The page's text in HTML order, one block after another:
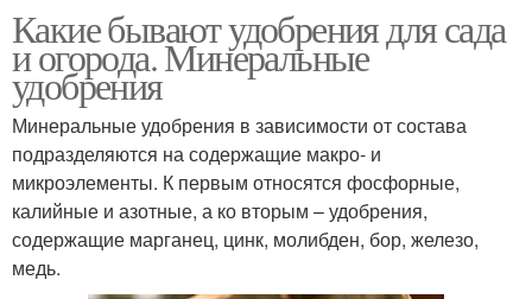
Какие бывают удобрения для сада
и огорода. Минеральные
удобрения
Минеральные удобрения в зависимости от состава
подразделяются на содержащие макро- и
микроэлементы. К первым относятся фосфорные,
калийные и азотные, а ко вторым – удобрения,
содержащие марганец, цинк, молибден, бор, железо,
медь.